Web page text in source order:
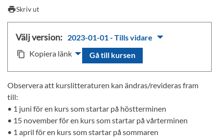
printSkriv ut
Välj version: 2023-01-01 - Tills vidare
content_copy Kopiera länk Gå till kursen
Observera att kurslitteraturen kan ändras/revideras fram
till:
• 1 juni för en kurs som startar på höstterminen
• 15 november för en kurs som startar på vårterminen
• 1 april för en kurs som startar på sommaren